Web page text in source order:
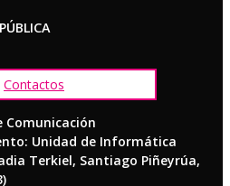
Contactos
Comunicación
Unidad de Informática
Terkiel, Santiago Piñeyrúa,